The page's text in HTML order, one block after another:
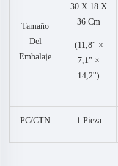
Tamaño
Del
Embalaje
30 X 18 X
36 Cm
(11,8'' ×
7,1'' ×
14,2'')
PC/CTN 1 Pieza